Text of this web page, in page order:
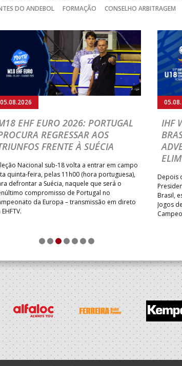
DO ANDEBOL FORMAÇÃO CONSELHO ARBITRAGEM
05.08.2026
EHF EURO 2026: PORTUGAL
REGRESSAR AOS
FRENTE À SUÉCIA
Nacional sub-18 volta a entrar em campo
quinta-feira, pelas 11h00 (hora portuguesa),
defrontar a Suécia, naquele que será o
compromisso de Portugal no
da Europa – transmissão em direto
EHFTV.
IHF
Depois
Brasil,
Jogos
1 2 3 4 5 6 7